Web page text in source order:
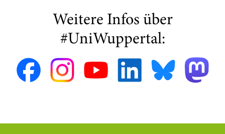
Weitere Infos über
#UniWuppertal: